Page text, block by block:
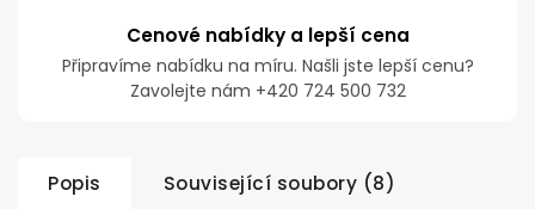
Cenové nabídky a lepší cena
Připravíme nabídku na míru. Našli jste lepší cenu?
Zavolejte nám +420 724 500 732
Popis Související soubory (8)